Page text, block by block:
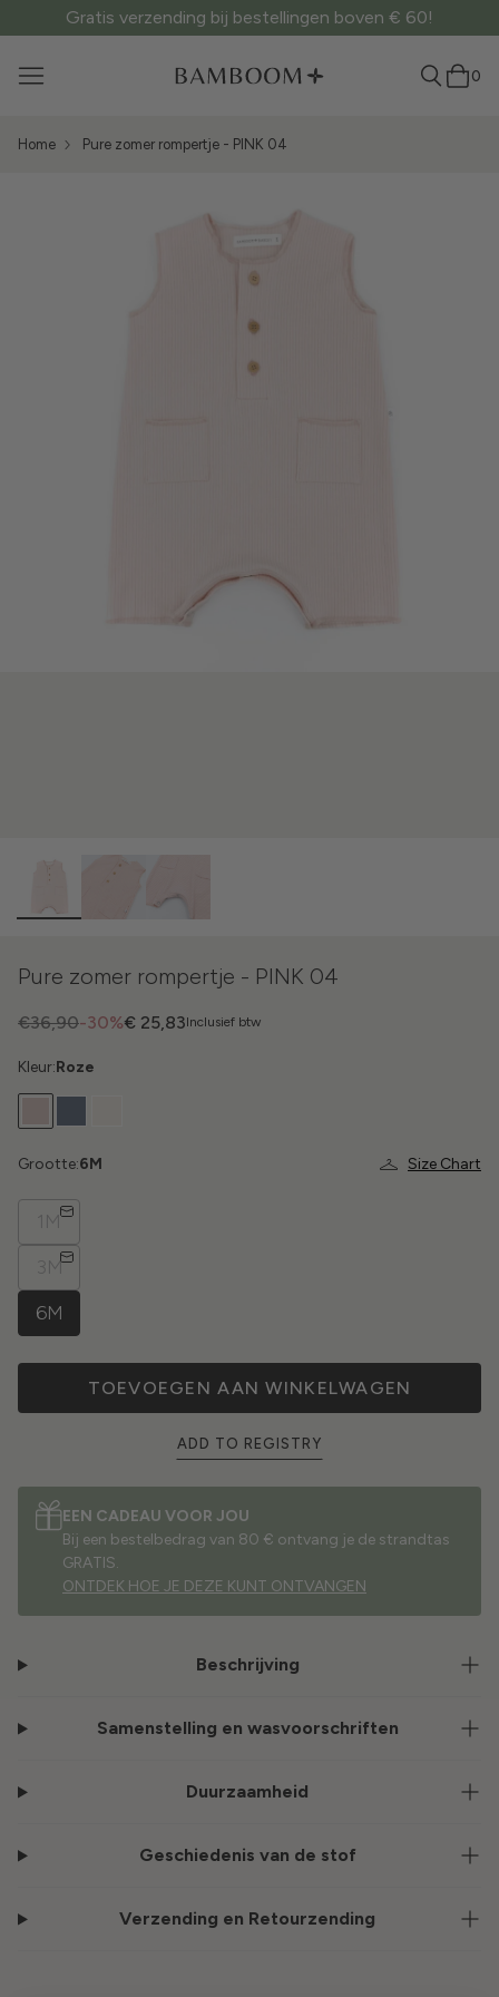
Gratis verzending bij bestellingen boven € 60!
0
Home Pure zomer rompertje - PINK 04
Pure zomer rompertje - PINK 04
Inclusief btw
-30%
€36,90 € 25,83
Kleur:Roze
Size Chart
Grootte:6M
1M
3M
6M
TOEVOEGEN AAN WINKELWAGEN
ADD TO REGISTRY
EEN CADEAU VOOR JOU
Bij een bestelbedrag van 80 € ontvang je de strandtas
GRATIS.
ONTDEK HOE JE DEZE KUNT ONTVANGEN
Beschrijving
Samenstelling en wasvoorschriften
Duurzaamheid
Geschiedenis van de stof
Verzending en Retourzending